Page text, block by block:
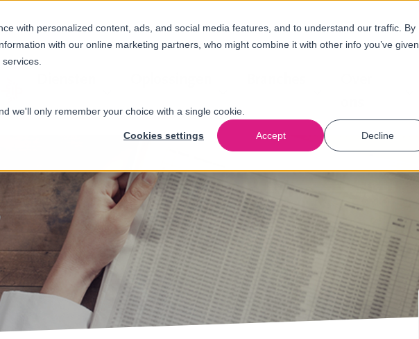
with personalized content, ads, and social media features, and to understand our traffic. By
with our online marketing partners, who might combine it with other info you’ve given
we'll only remember your choice with a single cookie.
Cookies settings Accept Decline